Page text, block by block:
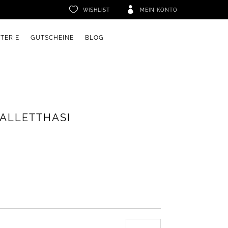
 WISHLIST  MEIN KONTO
GUTSCHEINE BLOG